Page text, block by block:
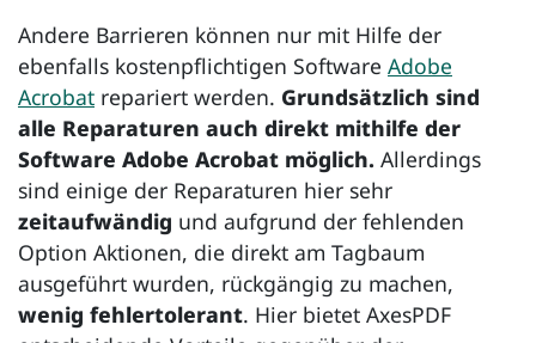
Andere Barrieren können nur mit Hilfe der
ebenfalls kostenpflichtigen Software Adobe
Acrobat repariert werden. Grundsätzlich sind
alle Reparaturen auch direkt mithilfe der
Software Adobe Acrobat möglich. Allerdings
sind einige der Reparaturen hier sehr
zeitaufwändig und aufgrund der fehlenden
Option Aktionen, die direkt am Tagbaum
ausgeführt wurden, rückgängig zu machen,
wenig fehlertolerant. Hier bietet AxesPDF